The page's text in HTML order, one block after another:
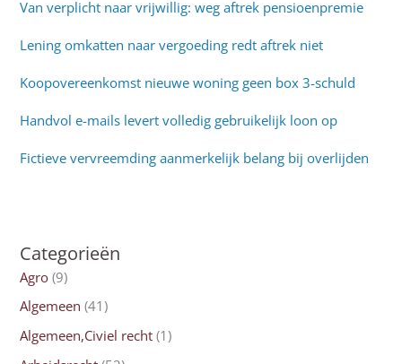
Van verplicht naar vrijwillig: weg aftrek pensioenpremie
Lening omkatten naar vergoeding redt aftrek niet
Koopovereenkomst nieuwe woning geen box 3-schuld
Handvol e-mails levert volledig gebruikelijk loon op
Fictieve vervreemding aanmerkelijk belang bij overlijden
Categorieën
Agro (9)
Algemeen (41)
Algemeen,Civiel recht (1)